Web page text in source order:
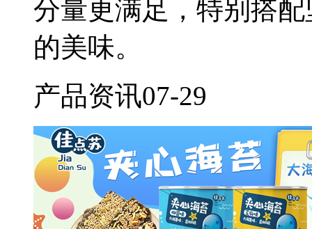
分量更满足，特别搭
的美味。
产品资讯07-29